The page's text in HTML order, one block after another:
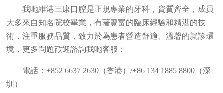
我哋維港三康口腔是正規專業的牙科，資質齊全，成員
大多來自知名院校畢業，有著豐富的臨床經驗和精湛的技
術，注重服務品質，致力於為患者營造舒適、溫馨的就診環
境，更多問題歡迎諮詢我哋客服：
電話：+852 6637 2630（香港）/+86 134 1885 8800（深
圳）